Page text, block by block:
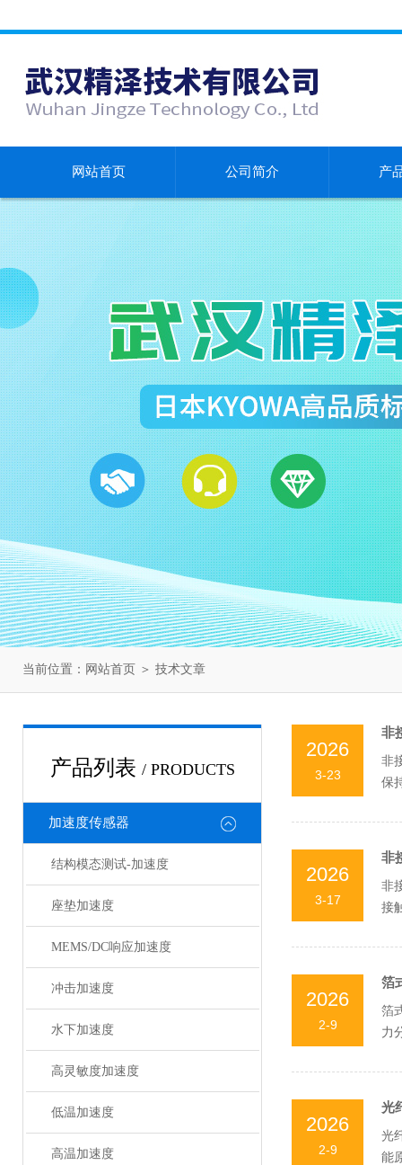
网站首页 公司简介 产
当前位置： 网站首页 ＞ 技术文章
产品列表 / PRODUCTS
加速度传感器
结构模态测试-加速度
座垫加速度
MEMS/DC响应加速度
冲击加速度
水下加速度
高灵敏度加速度
低温加速度
高温加速度
2026
3-23
非
非
保
2026
3-17
非
非
接
2026
2-9
箔
箔
力
2026
2-9
光
光
能